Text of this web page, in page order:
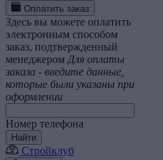
Оплатить заказ
Здесь вы можете оплатить
электронным способом
заказ, подтвержденный
менеджером Для оплаты
заказа - введите данные,
которые были указаны при
оформлении
Номер телефона
Найти
Стройклуб